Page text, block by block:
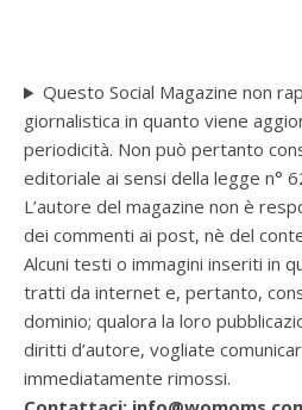
Questo Social Magazine non
giornalistica in quanto viene
periodicità. Non può pertanto
editoriale ai sensi della legge n°
L’autore del magazine non è
dei commenti ai post, nè del
Alcuni testi o immagini inseriti in
tratti da internet e, pertanto,
dominio; qualora la loro
diritti d’autore, vogliate
immediatamente rimossi.